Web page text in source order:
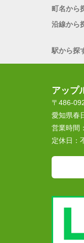
町名から
沿線から
駅から探
アップ
〒486-
愛知県春
営業時間：
定休日：